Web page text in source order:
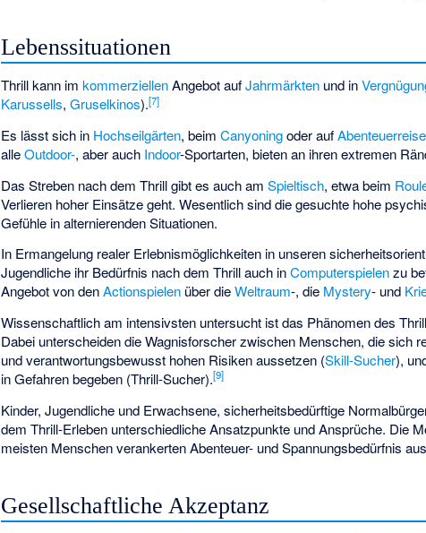
Lebenssituationen
Thrill kann imkommerziellenAngebot aufJahrmärkten und in
Karussells,Gruselkinos).[7]
Es lässt sich in Hochseilgärten, beimCanyoningoder auf
alleOutdoor-, aber auch Indoor-Sportarten, bieten an ihren extremen
Das Streben nach dem Thrill gibt es auch amSpieltisch, etwa beim
Verlieren hoher Einsätze geht. Wesentlich sind die gesuchte hohe
Gefühle in alternierenden Situationen.
In Ermangelung realer Erlebnismöglichkeiten in unseren
Jugendliche ihr Bedürfnis nach dem Thrill auch inComputerspielenzu
Angebot von denActionspielen über dieWeltraum-, die Mystery- und
Wissenschaftlich am intensivsten untersucht ist das Phänomen des
Dabei unterscheiden die Wagnisforscher zwischen Menschen, die sich
und verantwortungsbewusst hohen Risiken aussetzen (Skill-Sucher),
in Gefahren begeben (Thrill-Sucher).[9]
Kinder, Jugendliche und Erwachsene, sicherheitsbedürftige
dem Thrill-Erleben unterschiedliche Ansatzpunkte und Ansprüche. Die
meisten Menschen verankerten Abenteuer- und Spannungsbedürfnis
Gesellschaftliche Akzeptanz